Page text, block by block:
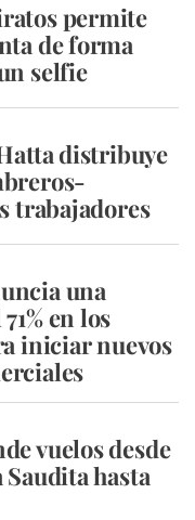
permite
de forma
selfie
distribuye
trabajadores
una
en los
iniciar nuevos
vuelos desde
hasta